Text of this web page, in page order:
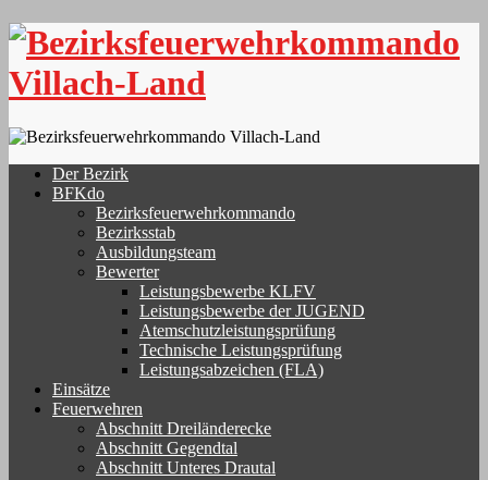
Skip
content
Der Bezirk
BFKdo
Bezirksfeuerwehrkommando
Bezirksstab
Ausbildungsteam
Bewerter
Leistungsbewerbe KLFV
Leistungsbewerbe der JUGEND
Atemschutzleistungsprüfung
Technische Leistungsprüfung
Leistungsabzeichen (FLA)
Einsätze
Feuerwehren
Abschnitt Dreiländerecke
Abschnitt Gegendtal
Abschnitt Unteres Drautal